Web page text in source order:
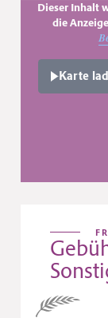
Dieser Inhalt
die
Karte